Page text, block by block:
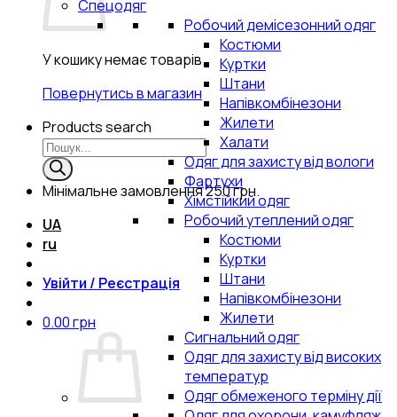
У кошику немає товарів.
Повернутись в магазин
Products search
Мінімальне замовлення250 грн.
UA
ru
Увійти / Реєстрація
0.00грн
Спецодяг
Робочий демісезонний одяг
Костюми
Куртки
Штани
Напівкомбінезони
Жилети
Халати
Одяг для захисту від вологи
Фартухи
Хімстійкий одяг
Робочий утеплений одяг
Костюми
Куртки
Штани
Напівкомбінезони
Жилети
Сигнальний одяг
Одяг для захисту від високих
температур
Одяг обмеженого терміну дії